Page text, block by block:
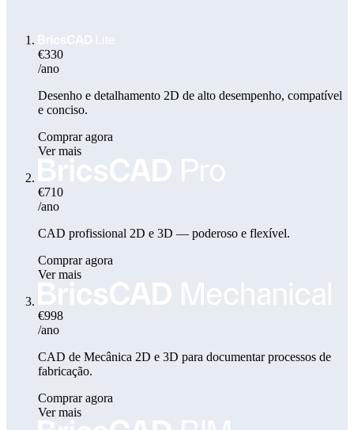
€330
/ano
Desenho e detalhamento 2D de alto desempenho, compatível
e conciso.
Comprar agora
Ver mais
€710
/ano
CAD profissional 2D e 3D — poderoso e flexível.
Comprar agora
Ver mais
€998
/ano
CAD de Mecânica 2D e 3D para documentar processos de
fabricação.
Comprar agora
Ver mais